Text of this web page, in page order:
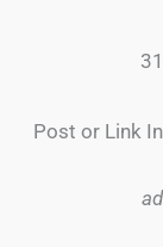
Post or Link